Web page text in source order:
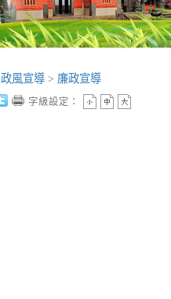
政風宣導 > 廉政宣導
字級設定：